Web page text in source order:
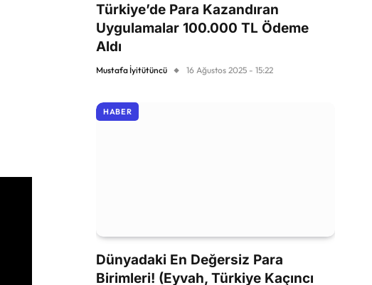
Türkiye’de Para Kazandıran
Uygulamalar 100.000 TL Ödeme
Aldı
Mustafa İyitütüncü 16 Ağustos 2025 - 15:22
HABER
Dünyadaki En Değersiz Para
Birimleri! (Eyvah, Türkiye Kaçıncı